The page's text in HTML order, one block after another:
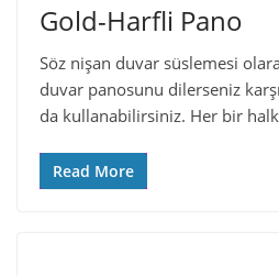
Gold-Harfli Pano
Söz nişan duvar süslemesi
duvar panosunu dilerseniz
da kullanabilirsiniz. Her bir
Read More